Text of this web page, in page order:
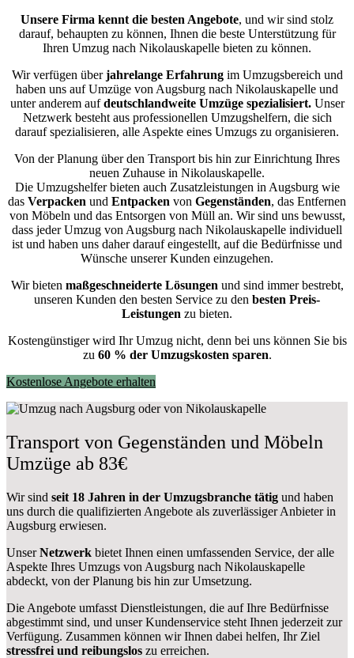
Unsere Firma kennt die besten Angebote, und wir sind stolz
darauf, behaupten zu können, Ihnen die beste Unterstützung für
Ihren Umzug nach Nikolauskapelle bieten zu können.
Wir verfügen überjahrelange Erfahrungim Umzugsbereich und
haben uns auf Umzüge von Augsburg nach Nikolauskapelle und
unter anderem aufdeutschlandweite Umzüge spezialisiert.Unser
Netzwerk besteht aus professionellen Umzugshelfern, die sich
darauf spezialisieren, alle Aspekte eines Umzugs zu organisieren.
Von der Planung über den Transport bis hin zur Einrichtung Ihres
neuen Zuhause in Nikolauskapelle.
Die Umzugshelfer bieten auch Zusatzleistungen in Augsburg wie
das Verpacken und Entpacken von Gegenständen, das Entfernen
von Möbeln und das Entsorgen von Müll an. Wir sind uns bewusst,
dass jeder Umzug von Augsburg nach Nikolauskapelle individuell
ist und haben uns daher darauf eingestellt, auf die Bedürfnisse und
Wünsche unserer Kunden einzugehen.
Wir bieten maßgeschneiderte Lösungen und sind immer bestrebt,
unseren Kunden den besten Service zu den besten Preis-
Leistungen zu bieten.
Kostengünstiger wird Ihr Umzug nicht, denn bei uns können Sie bis
zu 60 % der Umzugskosten sparen.
Kostenlose Angebote erhalten
Transport von Gegenständen und Möbeln
Umzüge ab 83€
Wir sind seit 18 Jahren in der Umzugsbranche tätig und haben
uns durch die qualifizierten Angebote als zuverlässiger Anbieter in
Augsburg erwiesen.
UnserNetzwerk bietet Ihnen einen umfassenden Service, der alle
Aspekte Ihres Umzugs von Augsburg nach Nikolauskapelle
abdeckt, von der Planung bis hin zur Umsetzung.
Die Angebote umfasst Dienstleistungen, die auf Ihre Bedürfnisse
abgestimmt sind, und unser Kundenservice steht Ihnen jederzeit zur
Verfügung. Zusammen können wir Ihnen dabei helfen, Ihr Ziel
stressfrei und reibungslos zu erreichen.